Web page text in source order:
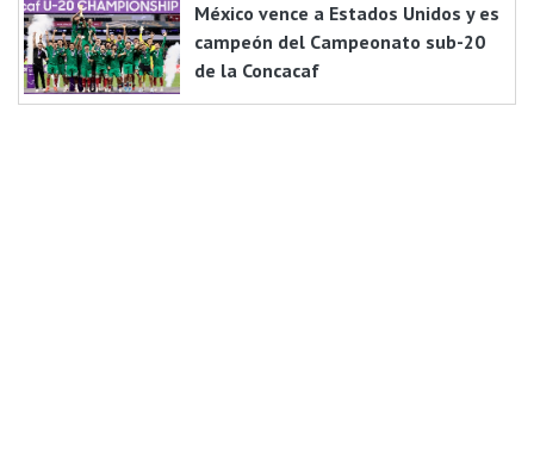
México vence a Estados Unidos y es
campeón del Campeonato sub-20
de la Concacaf